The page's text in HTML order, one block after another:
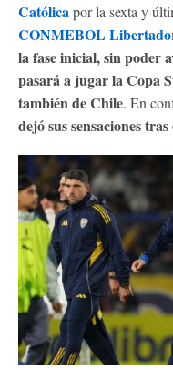
Católicapor la sexta y
CONMEBOL
la fase inicial, sin poder
pasará a jugar la Copa
también de Chile. En
dejó sus sensaciones